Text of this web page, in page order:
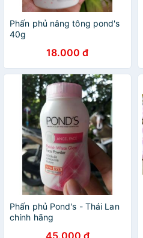
Phấn phủ nâng tông pond's
40g
18.000 đ
Phấn phủ Pond's - Thái Lan
chính hãng
45.000 đ